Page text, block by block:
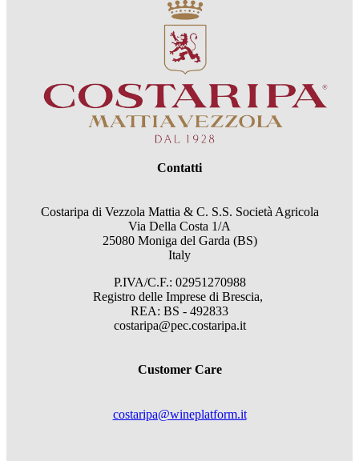
Contatti
Costaripa di Vezzola Mattia & C. S.S. Società Agricola
Via Della Costa 1/A
25080 Moniga del Garda (BS)
Italy
P.IVA/C.F.: 02951270988
Registro delle Imprese di Brescia,
REA: BS - 492833
costaripa@pec.costaripa.it
Customer Care
costaripa@wineplatform.it